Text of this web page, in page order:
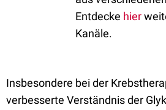
Entdecke hier
Kanäle.
Insbesondere bei der
verbesserte Verständnis der